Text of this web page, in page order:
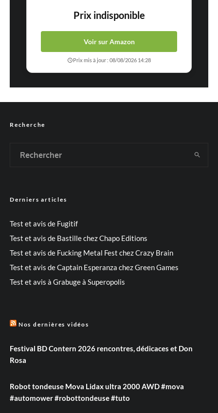
Prix indisponible
Voir sur Amazon
Prix mis à jour : 08/08/2026 14:28
Recherche
Derniers articles
Test et avis de Fugitif
Test et avis de Bastille chez Chapo Editions
Test et avis de Fucking Metal Fest chez Crazy Brain
Test et avis de Captain Esperanza chez Green Games
Test et avis à Grabuge à Superopolis
Nos dernières vidéos
Festival BD Contern 2026 rencontres, dédicaces et Don
Rosa
Robot tondeuse Mova Lidax ultra 2000 AWD #mova
#automower #robottondeuse #tuto